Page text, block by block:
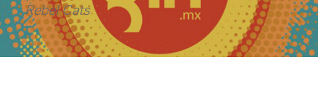
Rebel Cats